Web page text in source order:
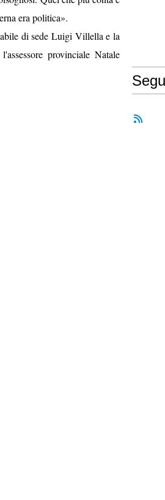
era politica».
di sede Luigi Villella e la
provinciale Natale